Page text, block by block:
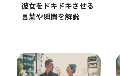
彼女をドキドキさせる
言葉や瞬間を解説